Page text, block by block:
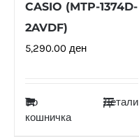
CASIO (MTP-1374D-
2AVDF)
5,290.00 ден
Во
кошничка
Детали